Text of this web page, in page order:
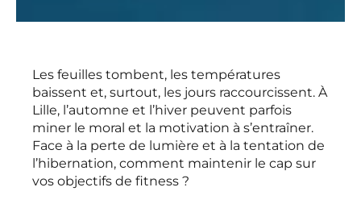
Les feuilles tombent, les températures
baissent et, surtout, les jours raccourcissent. À
Lille, l’automne et l’hiver peuvent parfois
miner le moral et la motivation à s’entraîner.
Face à la perte de lumière et à la tentation de
l’hibernation, comment maintenir le cap sur
vos objectifs de fitness ?